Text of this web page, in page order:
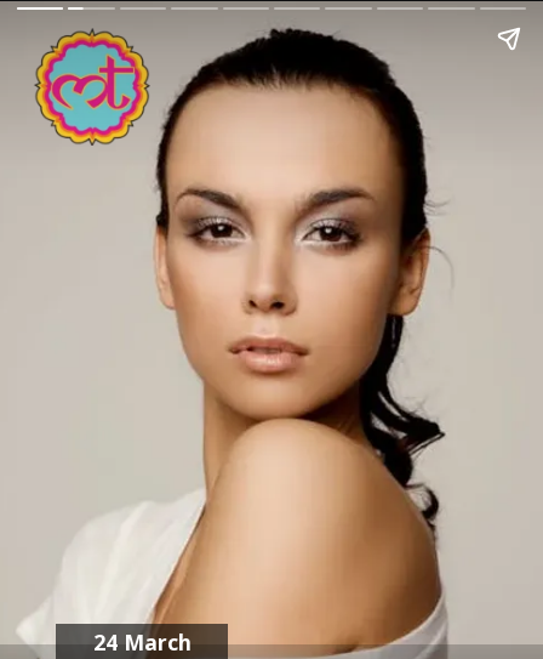
24 March